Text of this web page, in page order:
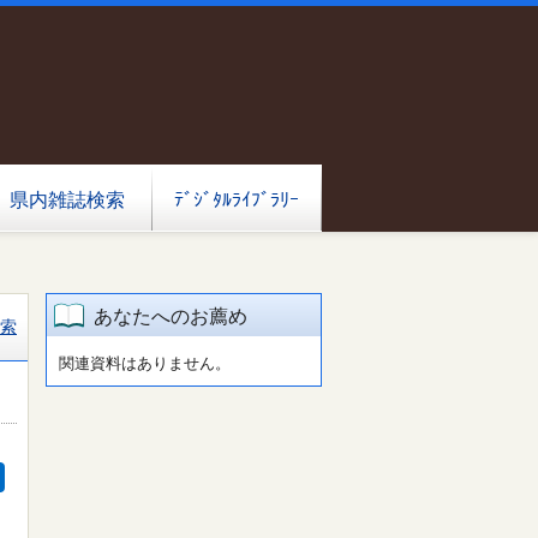
県内雑誌検索 ﾃﾞｼﾞﾀﾙﾗｲﾌﾞﾗﾘｰ
あなたへのお薦め
関連資料はありません。